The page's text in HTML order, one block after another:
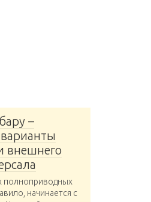
–
внешнего
полноприводных
начинается с